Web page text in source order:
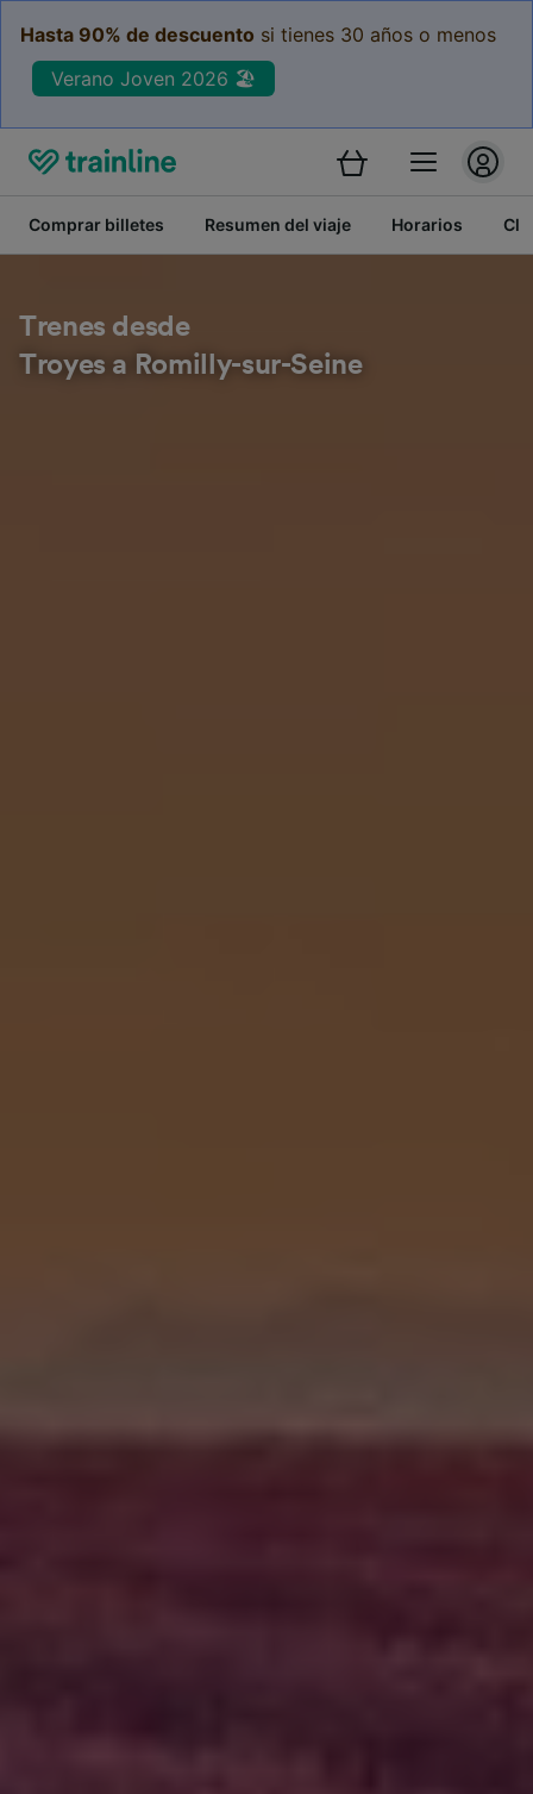
Hasta 90% de descuento si tienes 30 años o menos
Verano Joven 2026 🏖️
Comprar billetes Resumen del viaje Horarios
Trenes desde
Troyes a Romilly-sur-Seine